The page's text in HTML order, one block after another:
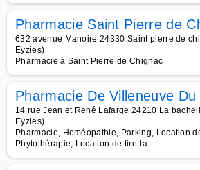
Pharmacie Saint Pierre de
632 avenue Manoire 24330 Saint pierre de
Eyzies)
Pharmacie à Saint Pierre de Chignac
Pharmacie De Villeneuve Du
14 rue Jean et René Lafarge 24210 La
Eyzies)
Pharmacie, Homéopathie, Parking, Location
Phytothérapie, Location de tire-la